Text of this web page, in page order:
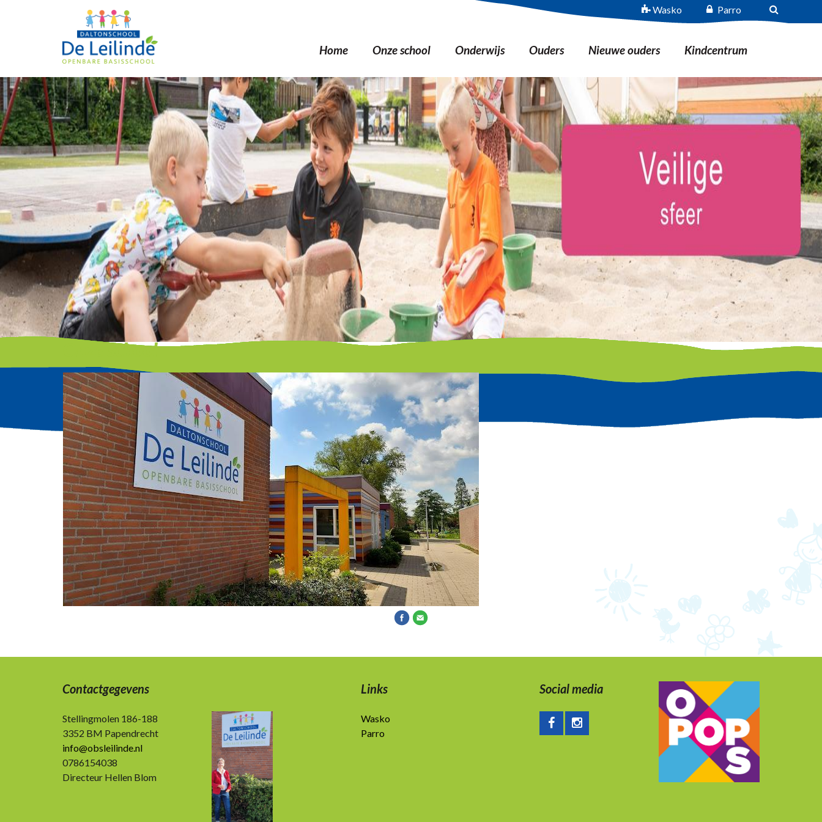
Wasko Parro
Home Onze school Onderwijs Ouders Nieuwe ouders Kindcentrum
Onze school
Contactgegevens
Stellingmolen 186-188
3352 BM Papendrecht
info@obsleilinde.nl
0786154038
Directeur Hellen Blom
Links
Wasko
Parro
Social media